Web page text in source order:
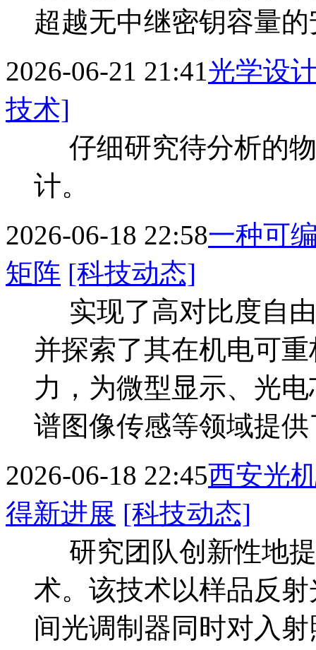
超越无中继密钥容量
2026-06-21 21:41光学设
技术]
仔细研究待分析的
计。
2026-06-18 22:58一种可
矩阵 [科技动态]
实现了高对比度自
并探索了其在机电可
力，为微型显示、光
谱图像传感等领域提
2026-06-18 22:45西安光
得新进展 [科技动态]
研究团队创新性地
术。该技术以样品反
间光调制器同时对入